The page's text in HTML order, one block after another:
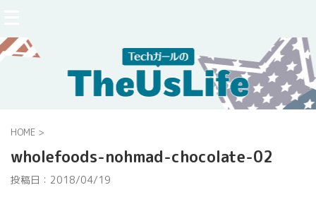
HOME >
wholefoods-nohmad-chocolate-02
投稿日： 2018/04/19